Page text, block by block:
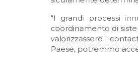
"I grandi processi
coordinamento di
valorizzassero i
Paese, potremmo